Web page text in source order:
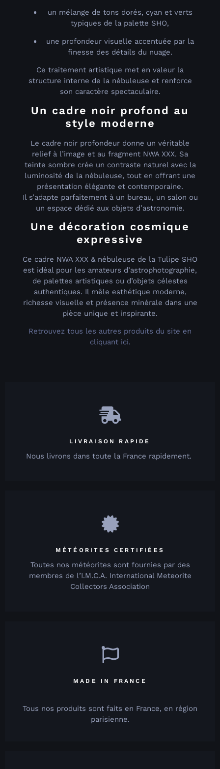
un mélange de tons dorés, cyan et verts
typiques de la palette SHO,
une profondeur visuelle accentuée par la
finesse des détails du nuage.
Ce traitement artistique met en valeur la
structure interne de la nébuleuse et renforce
son caractère spectaculaire.
Un cadre noir profond au
style moderne
Le cadre noir profondeur donne un véritable
relief à l’image et au fragment NWA XXX. Sa
teinte sombre crée un contraste naturel avec la
luminosité de la nébuleuse, tout en offrant une
présentation élégante et contemporaine.
Il s’adapte parfaitement à un bureau, un salon ou
un espace dédié aux objets d’astronomie.
Une décoration cosmique
expressive
Ce cadre NWA XXX & nébuleuse de la Tulipe SHO
est idéal pour les amateurs d’astrophotographie,
de palettes artistiques ou d’objets célestes
authentiques. Il mêle esthétique moderne,
richesse visuelle et présence minérale dans une
pièce unique et inspirante.
Retrouvez tous les autres produits du site en
cliquant ici.
LIVRAISON RAPIDE
Nous livrons dans toute la France rapidement.
MÉTÉORITES CERTIFIÉES
Toutes nos météorites sont fournies par des
membres de l’I.M.C.A. International Meteorite
Collectors Association
MADE IN FRANCE
Tous nos produits sont faits en France, en région
parisienne.